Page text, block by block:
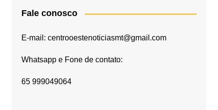
Fale conosco
E-mail: centrooestenoticiasmt@gmail.com
Whatsapp e Fone de contato:
65 999049064